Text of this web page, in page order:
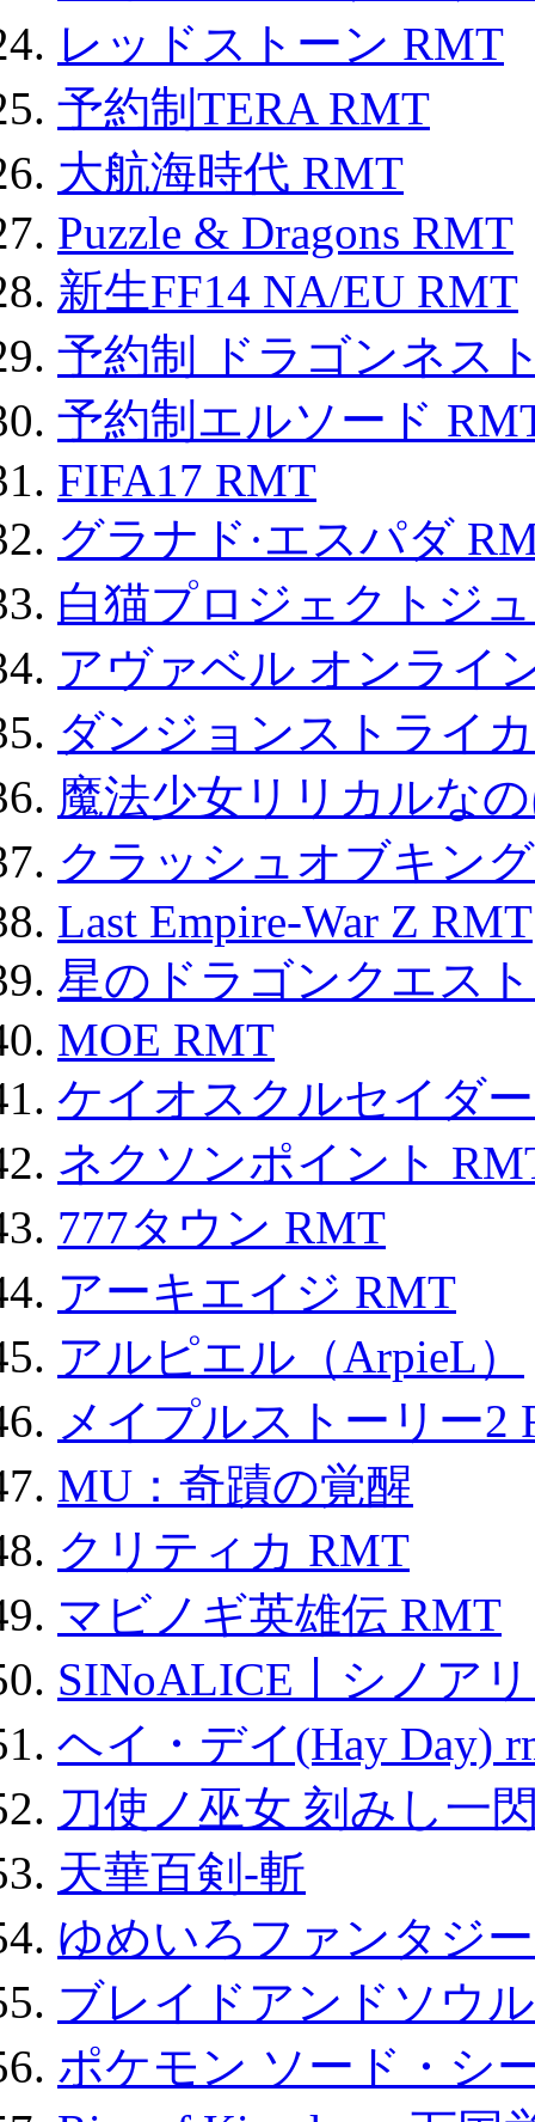
レッドストーン RMT
予約制TERA RMT
大航海時代 RMT
Puzzle & Dragons RMT
新生FF14 NA/EU RMT
予約制 ドラゴンネス
予約制エルソード
FIFA17 RMT
グラナド·エスパダ
白猫プロジェクトジ
アヴァベル オンライ
ダンジョンストライ
魔法少女リリカルな
クラッシュオブキン
Last Empire-War Z RMT
星のドラゴンクエス
MOE RMT
ケイオスクルセイダ
ネクソンポイント
777タウン RMT
アーキエイジ RMT
アルピエル（ArpieL）
メイプルストーリー2
MU：奇蹟の覚醒
クリティカ RMT
マビノギ英雄伝 RMT
SINoALICE丨シノア
ヘイ・デイ(Hay Day)
刀使ノ巫女 刻みし一
天華百剣-斬
ゆめいろファンタジ
ブレイドアンドソウ
ポケモン ソード・シ